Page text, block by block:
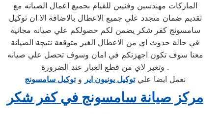
الماركات مهندسين وفنيين للقيام بجميع اعمال الصيانه مع
تقديم ضمان متجدد علي جميع الاعطال بالاضافة الا ان توكيل
سامسونج كفر شكر يضمن لكم حصولكم علي صيانه مجانية
في حالة حدوث اي من الاعطال الغير متوقعة نتيجة الصيانة
معنا سوف تكون اجهزتكم في امان وسوف تحصل علي صيانه
وتغير لاي من قطع الغيار عند الضرورة .
نعمل ايضا عليتوكيل يونيون اير وتوكيل سامسونج
مركز صيانة سامسونج في كفر شكر